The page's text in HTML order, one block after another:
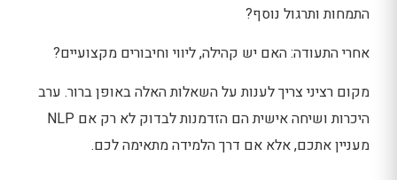
התמחות ותרגול נוסף?
אחרי התעודה: האם יש קהילה, ליווי וחיבורים מקצועיים?
מקום רציני צריך לענות על השאלות האלה באופן ברור. ערב
היכרות ושיחה אישית הם הזדמנות לבדוק לא רק אם NLP
מעניין אתכם, אלא אם דרך הלמידה מתאימה לכם.